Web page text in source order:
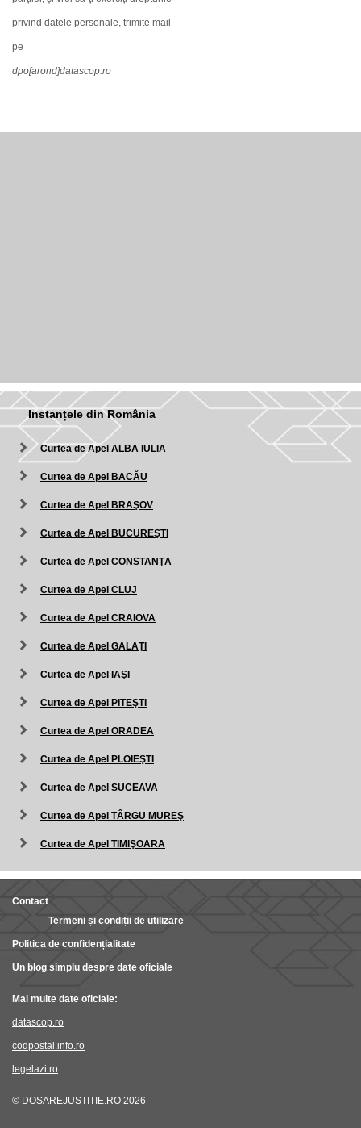
privind datele personale, trimite mail
pe
dpo[arond]datascop.ro
Instanțele din România
Curtea de Apel ALBA IULIA
Curtea de Apel BACĂU
Curtea de Apel BRAŞOV
Curtea de Apel BUCUREŞTI
Curtea de Apel CONSTANŢA
Curtea de Apel CLUJ
Curtea de Apel CRAIOVA
Curtea de Apel GALAŢI
Curtea de Apel IAŞI
Curtea de Apel PITEŞTI
Curtea de Apel ORADEA
Curtea de Apel PLOIEŞTI
Curtea de Apel SUCEAVA
Curtea de Apel TÂRGU MUREŞ
Curtea de Apel TIMIŞOARA
Contact
Termeni și condiții de utilizare
Politica de confidențialitate
Un blog simplu despre date oficiale
Mai multe date oficiale:
datascop.ro
codpostal.info.ro
legelazi.ro
© DOSAREJUSTITIE.RO 2026